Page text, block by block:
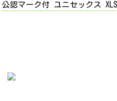
公認マーク付 ユニセックス